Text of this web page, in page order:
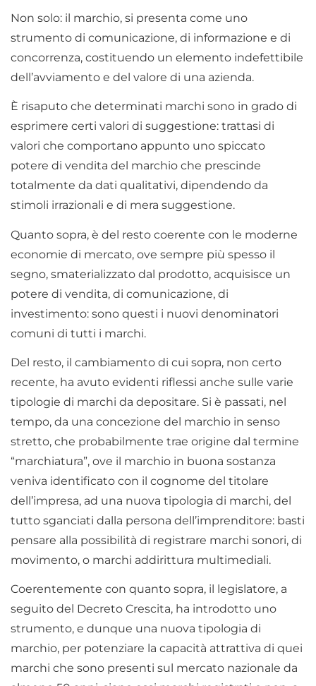
Non solo: il marchio, si presenta come uno
strumento di comunicazione, di informazione e di
concorrenza, costituendo un elemento indefettibile
dell’avviamento e del valore di una azienda.
È risaputo che determinati marchi sono in grado di
esprimere certi valori di suggestione: trattasi di
valori che comportano appunto uno spiccato
potere di vendita del marchio che prescinde
totalmente da dati qualitativi, dipendendo da
stimoli irrazionali e di mera suggestione.
Quanto sopra, è del resto coerente con le moderne
economie di mercato, ove sempre più spesso il
segno, smaterializzato dal prodotto, acquisisce un
potere di vendita, di comunicazione, di
investimento: sono questi i nuovi denominatori
comuni di tutti i marchi.
Del resto, il cambiamento di cui sopra, non certo
recente, ha avuto evidenti riflessi anche sulle varie
tipologie di marchi da depositare. Si è passati, nel
tempo, da una concezione del marchio in senso
stretto, che probabilmente trae origine dal termine
“marchiatura”, ove il marchio in buona sostanza
veniva identificato con il cognome del titolare
dell’impresa, ad una nuova tipologia di marchi, del
tutto sganciati dalla persona dell’imprenditore: basti
pensare alla possibilità di registrare marchi sonori, di
movimento, o marchi addirittura multimediali.
Coerentemente con quanto sopra, il legislatore, a
seguito del Decreto Crescita, ha introdotto uno
strumento, e dunque una nuova tipologia di
marchio, per potenziare la capacità attrattiva di quei
marchi che sono presenti sul mercato nazionale da